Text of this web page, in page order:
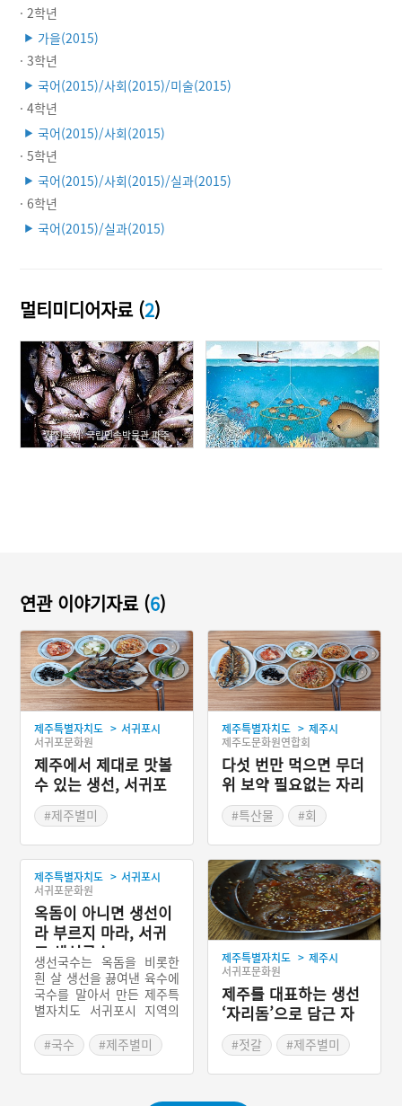
· 2학년
▶ 가을(2015)
· 3학년
▶ 국어(2015)/사회(2015)/미술(2015)
· 4학년
▶ 국어(2015)/사회(2015)
· 5학년
▶ 국어(2015)/사회(2015)/실과(2015)
· 6학년
▶ 국어(2015)/실과(2015)
멀티미디어자료 (2)
사진출처: 국립민속박물관 파주
연관 이야기자료 (6)
제주특별자치도 > 서귀포시
서귀포문화원
제주에서 제대로 맛볼
수 있는 생선, 서귀포
자리돔구이
#제주별미
제주특별자치도 > 제주시
제주도문화원연합회
다섯 번만 먹으면 무더
위 보약 필요없는 자리
돔 물회
#특산물
#회
#제주가볼만한곳
제주특별자치도 > 서귀포시
서귀포문화원
옥돔이 아니면 생선이
라 부르지 마라, 서귀
포 생선국수
생선국수는 옥돔을 비롯한
흰 살 생선을 끓여낸 육수에
국수를 말아서 만든 제주특
별자치도 서귀포시 지역의
생선이 많이 잡히는 해안가
지역에서 주로 만들어 먹는
음식이었다.
#국수
#제주별미
제주특별자치도 > 제주시
서귀포문화원
제주를 대표하는 생선
‘자리돔’으로 담근 자
리젓
#젓갈
#제주별미